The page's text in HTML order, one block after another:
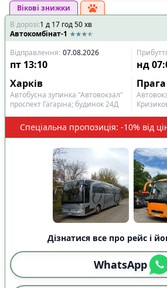
Вікові знижки
В дорозі:1 д 17 год50хв
Автокомбінат-1
Відправлення: 07.08.2026
пт 13:10 нд
Харків
Прага
Автобусна зупинка "Автовокзал"
проспект Гагаріна; будинок 24Д
Спеціальна пропозиція: -10% від
Дізнатися все про рейс і
WhatsApp